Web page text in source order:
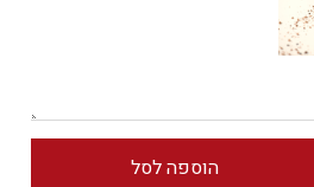
הוספה לסל